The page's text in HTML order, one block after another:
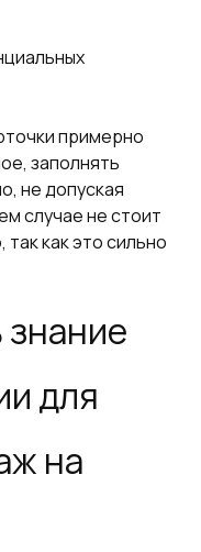
примерно
заполнять
не допуская
случае не стоит
как это сильно
знание
для
на